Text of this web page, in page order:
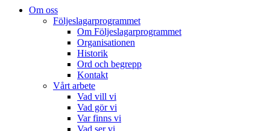
Om oss
Följeslagarprogrammet
Om Följeslagarprogrammet
Organisationen
Historik
Ord och begrepp
Kontakt
Vårt arbete
Vad vill vi
Vad gör vi
Var finns vi
Vad ser vi